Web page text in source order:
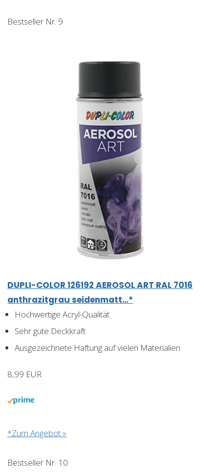
Bestseller Nr. 9
DUPLI-COLOR 126192 AEROSOL ART RAL 7016
anthrazitgrau seidenmatt…*
Hochwertige Acryl-Qualität
Sehr gute Deckkraft
Ausgezeichnete Haftung auf vielen Materialien
8,99 EUR
*Zum Angebot »
Bestseller Nr. 10